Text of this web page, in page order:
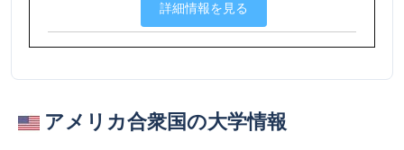
詳細情報を見る
アメリカ合衆国の大学情報